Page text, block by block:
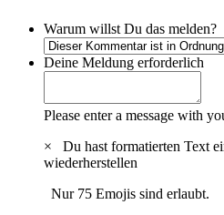
Warum willst Du das melden?
Deine Meldung erforderlich
Please enter a message with
×
Du hast formatierten Text
wiederherstellen
Nur 75 Emojis sind erlaubt.